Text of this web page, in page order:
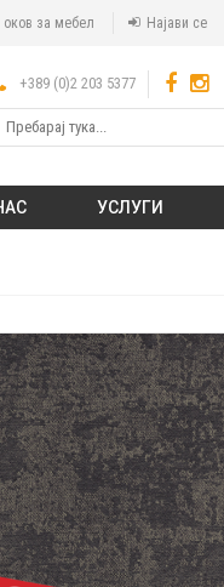
за мебел Најави се
+389 (0)2 203 5377
УСЛУГИ